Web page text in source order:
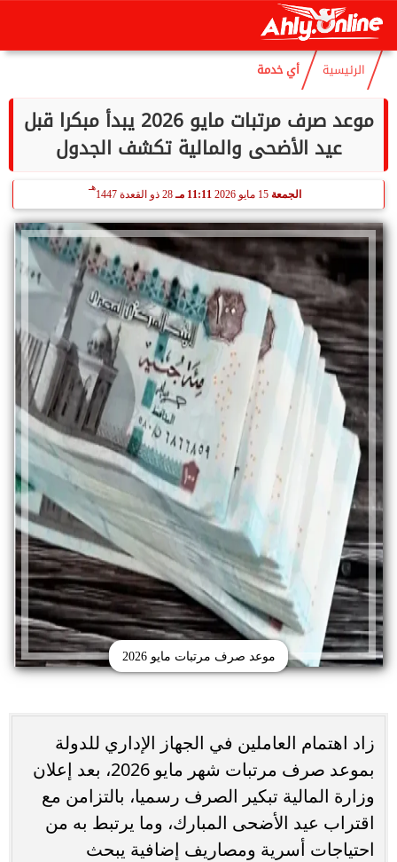
الجمعة
الرئيسية أي خدمة
موعد صرف مرتبات مايو 2026 يبدأ مبكرا قبل
عيد الأضحى والمالية تكشف الجدول
الجمعة 11:11 مـ 28 ذو القعدة 1447
هـ
موعد صرف مرتبات مايو 2026
زاد اهتمام العاملين في الجهاز الإداري للدولة
بموعد صرف مرتبات شهر مايو 2026، بعد إعلان
وزارة المالية تبكير الصرف رسميا، بالتزامن مع
اقتراب عيد الأضحى المبارك، وما يرتبط به من
احتياجات أسرية ومصاريف إضافية يبحث